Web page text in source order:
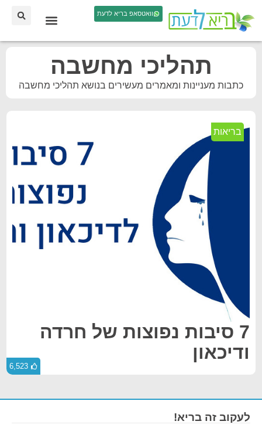
וואטסאפ בריא לדעת
תהליכי מחשבה
כתבות מעניינות ומאמרים מעשירים בנושא תהליכי מחשבה
בריאות
7 סיבות נפוצות של חרדה
ודיכאון
6,523
לעקוב זה בריא!